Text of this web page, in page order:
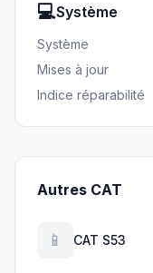
💻Système
Système
Mises à jour
Indice réparabilité
Autres CAT
📱 CAT S53